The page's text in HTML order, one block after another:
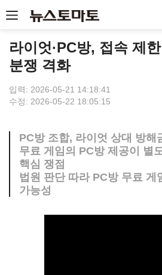
라이엇·PC방, 접속 제
분쟁 격화
입력: 2026-05-21 14:18:41
수정: 2026-05-22 18:05:15
PC방 조합, 라이엇 상대 방해
무료 게임의 PC방 제공이 별
핵심 쟁점
법원 판단 따라 PC방 무료 게
가능성